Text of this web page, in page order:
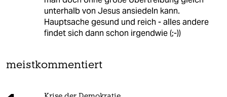
unterhalb von Jesus ansiedeln kann.
Hauptsache gesund und reich - alles andere
findet sich dann schon irgendwie (;-))
meistkommentiert